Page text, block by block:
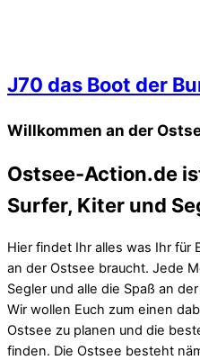
J70 das Boot der
Willkommen an der
Ostsee-Action.de
Surfer, Kiter und
Hier findet Ihr alles was Ihr für
an der Ostsee braucht. Jede
Segler und alle die Spaß an
Wir wollen Euch zum einen
Ostsee zu planen und die
finden. Die Ostsee besteht